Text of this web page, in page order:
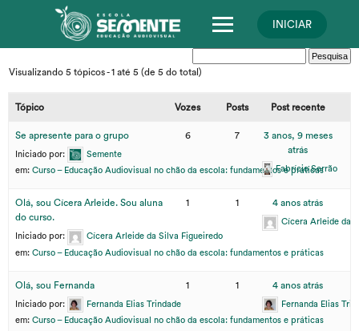
INICIAR
Visualizando 5 tópicos - 1 até 5 (de 5 do total)
Tópico Vozes Posts Post recente
Se apresente para o grupo
Iniciado por:
Semente
em: Curso – Educação Audiovisual no chão da escola: fundamentos e práticas
6 7
3 anos, 9 meses
atrás
Fabrício Serrão
Olá, sou Cícera Arleide. Sou aluna
do curso.
Iniciado por:
Cícera Arleide da Silva Figueiredo
em: Curso – Educação Audiovisual no chão da escola: fundamentos e práticas
1 1 4 anos atrás
Cícera Arleide da
Olá, sou Fernanda
Iniciado por:
Fernanda Elias Trindade
em: Curso – Educação Audiovisual no chão da escola: fundamentos e práticas
1 1 4 anos atrás
Fernanda Elias